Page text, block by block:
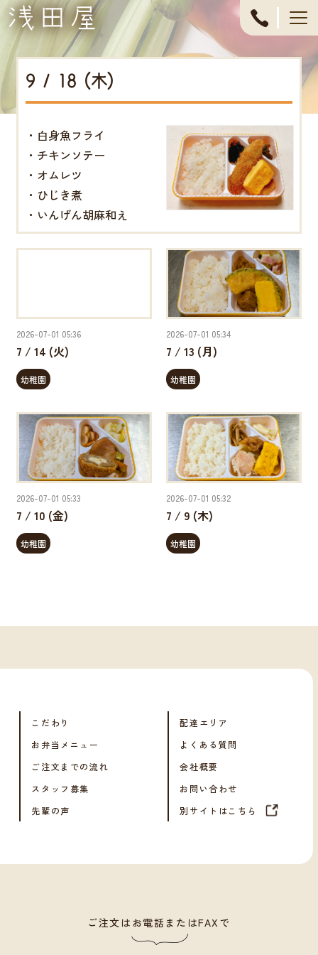
053-
4611
9 / 18 (木)
・白身魚フライ
・チキンソテー
・オムレツ
・ひじき煮
・いんげん胡麻和え
2026-07-01 05:36
7 / 14 (火)
幼稚園
2026-07-01 05:34
7 / 13 (月)
幼稚園
2026-07-01 05:33
7 / 10 (金)
幼稚園
2026-07-01 05:32
7 / 9 (木)
幼稚園
ご注文はお電話またはFAXで
こだわり
お弁当メニュー
ご注文までの流れ
スタッフ募集
先輩の声
配達エリア
よくある質問
会社概要
お問い合わせ
別サイトはこちら